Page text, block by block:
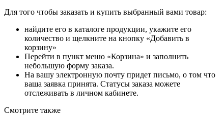
Для того чтобы заказать и купить выбранный вами товар:
найдите его в каталоге продукции, укажите его
количество и щелкните на кнопку «Добавить в
корзину»
Перейти в пункт меню «Корзина» и заполнить
небольшую форму заказа.
На вашу электронную почту придет письмо, о том что
ваша заявка принята. Статусы заказа можете
отслеживать в личном кабинете.
Смотрите также